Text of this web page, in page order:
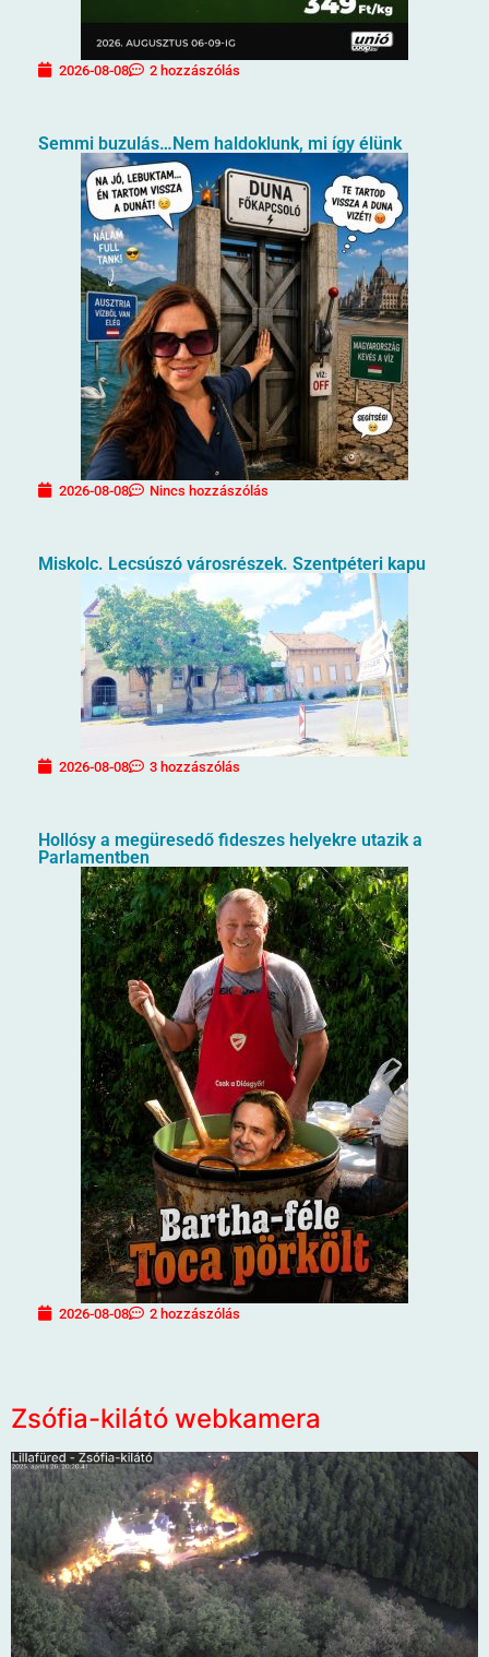
2026-08-08 2 hozzászólás
Semmi buzulás…Nem haldoklunk, mi így élünk
2026-08-08 Nincs hozzászólás
Miskolc. Lecsúszó városrészek. Szentpéteri kapu
2026-08-08 3 hozzászólás
Hollósy a megüresedő fideszes helyekre utazik a
Parlamentben
2026-08-08 2 hozzászólás
Zsófia-kilátó webkamera